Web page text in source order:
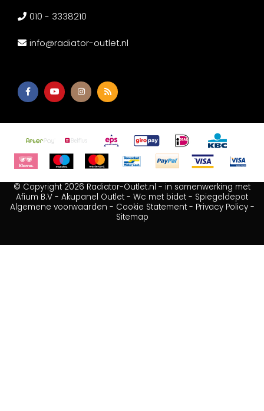
010 - 3338210
info@radiator-outlet.nl
© Copyright 2026 Radiator-Outlet.nl - in samenwerking met
Afium B.V - Akupanel Outlet - Wc met bidet - Spiegeldepot
Algemene voorwaarden - Cookie Statement- Privacy Policy-
Sitemap